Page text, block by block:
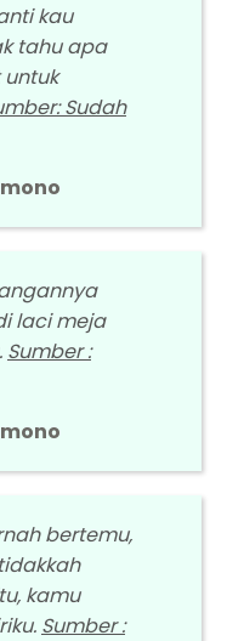
kau
tahu apa
Sudah
laci meja
Sumber :
bertemu,
kamu
Sumber :